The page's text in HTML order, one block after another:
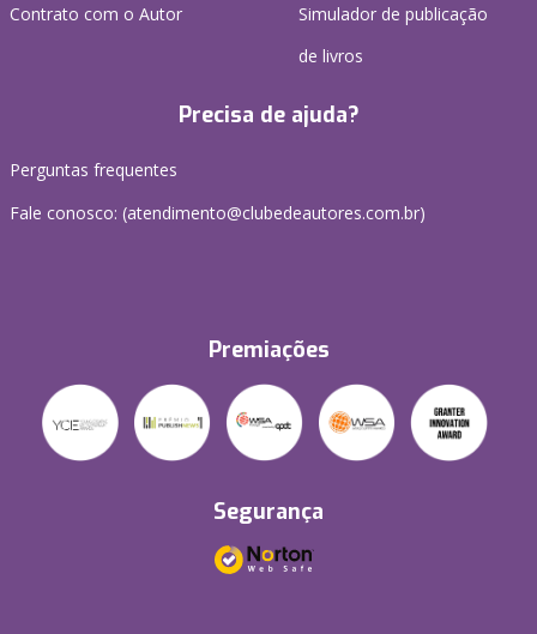
Contrato com o Autor
Simulador de publicação
de livros
Precisa de ajuda?
Perguntas frequentes
Fale conosco: (atendimento@clubedeautores.com.br)
Premiações
Segurança